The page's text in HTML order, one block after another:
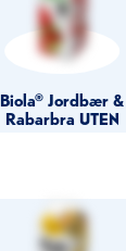
Biola® Jordbær &
Rabarbra UTEN